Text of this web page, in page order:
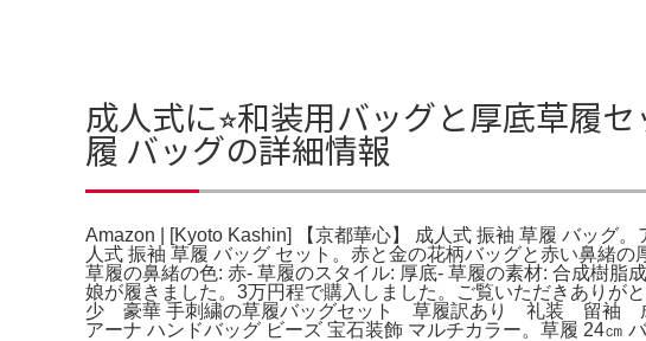
成人式に⭐︎和装用バッグと厚底草履
履 バッグの詳細情報
Amazon | [Kyoto Kashin] 【京都華心】 成人式 振袖 草履 バッグ
人式 振袖 草履 バッグ セット。赤と金の花柄バッグと赤い鼻緒
草履の鼻緒の色: 赤- 草履のスタイル: 厚底- 草履の素材: 合成樹
娘が履きました。3万円程で購入しました。ご覧いただきあり
少 豪華 手刺繍の草履バッグセット 草履訳あり 礼装 留袖
アーナ ハンドバッグ ビーズ 宝石装飾 マルチカラー。草履 24